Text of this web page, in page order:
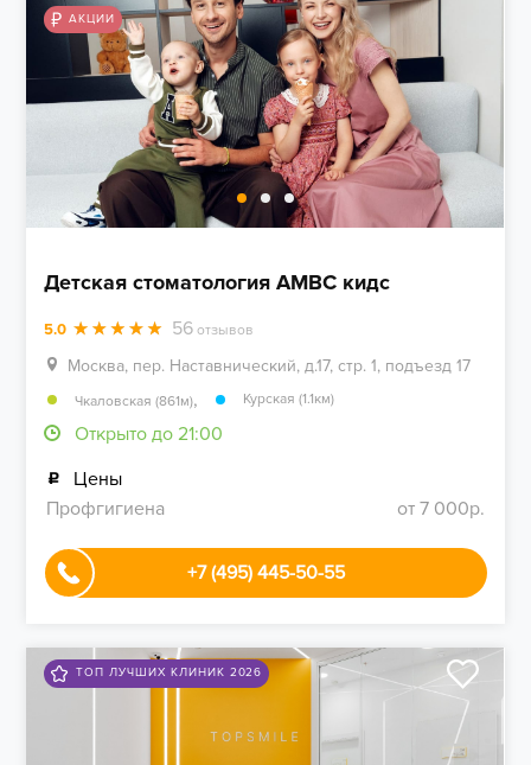
АКЦИИ
Детская стоматология AMBC кидс
5.0 56 отзывов
Москва, пер. Наставнический, д.17, стр. 1, подъезд 17
Чкаловская (861м), Курская (1.1км)
Открыто до 21:00
Цены
Профгигиена
от 7 000р.
+7 (495) 445-50-55
ТОП ЛУЧШИХ КЛИНИК 2026